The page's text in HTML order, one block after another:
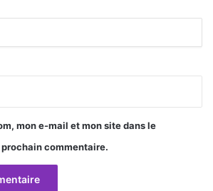
mon e-mail et mon site dans le
commentaire.